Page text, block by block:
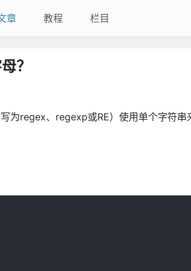
章 教程 栏目
？
为regex、regexp或RE）使用单个字符串